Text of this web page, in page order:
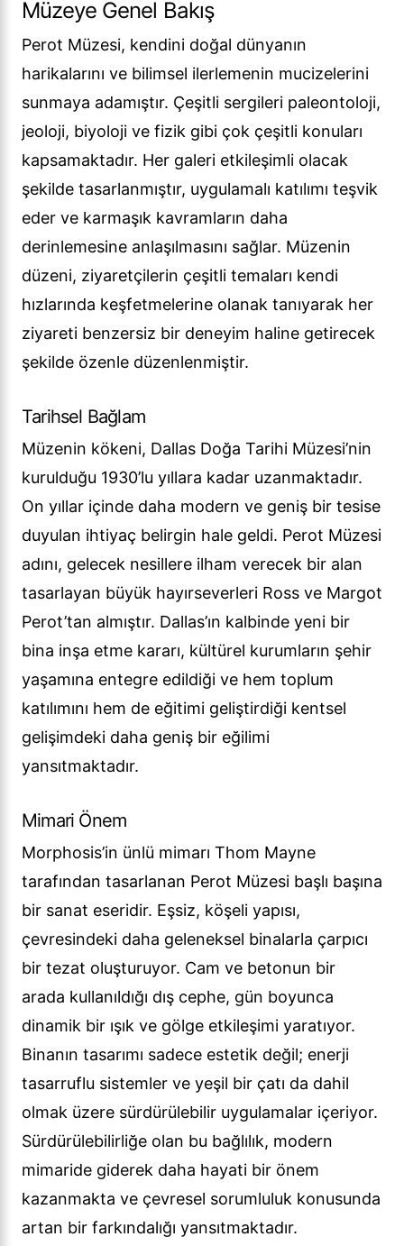
Müzeye Genel Bakış
Perot Müzesi, kendini doğal dünyanın
harikalarını ve bilimsel ilerlemenin mucizelerini
sunmaya adamıştır. Çeşitli sergileri paleontoloji,
jeoloji, biyoloji ve fizik gibi çok çeşitli konuları
kapsamaktadır. Her galeri etkileşimli olacak
şekilde tasarlanmıştır, uygulamalı katılımı teşvik
eder ve karmaşık kavramların daha
derinlemesine anlaşılmasını sağlar. Müzenin
düzeni, ziyaretçilerin çeşitli temaları kendi
hızlarında keşfetmelerine olanak tanıyarak her
ziyareti benzersiz bir deneyim haline getirecek
şekilde özenle düzenlenmiştir.
Tarihsel Bağlam
Müzenin kökeni, Dallas Doğa Tarihi Müzesi’nin
kurulduğu 1930’lu yıllara kadar uzanmaktadır.
On yıllar içinde daha modern ve geniş bir tesise
duyulan ihtiyaç belirgin hale geldi. Perot Müzesi
adını, gelecek nesillere ilham verecek bir alan
tasarlayan büyük hayırseverleri Ross ve Margot
Perot’tan almıştır. Dallas’ın kalbinde yeni bir
bina inşa etme kararı, kültürel kurumların şehir
yaşamına entegre edildiği ve hem toplum
katılımını hem de eğitimi geliştirdiği kentsel
gelişimdeki daha geniş bir eğilimi
yansıtmaktadır.
Mimari Önem
Morphosis’in ünlü mimarı Thom Mayne
tarafından tasarlanan Perot Müzesi başlı başına
bir sanat eseridir. Eşsiz, köşeli yapısı,
çevresindeki daha geleneksel binalarla çarpıcı
bir tezat oluşturuyor. Cam ve betonun bir
arada kullanıldığı dış cephe, gün boyunca
dinamik bir ışık ve gölge etkileşimi yaratıyor.
Binanın tasarımı sadece estetik değil; enerji
tasarruflu sistemler ve yeşil bir çatı da dahil
olmak üzere sürdürülebilir uygulamalar içeriyor.
Sürdürülebilirliğe olan bu bağlılık, modern
mimaride giderek daha hayati bir önem
kazanmakta ve çevresel sorumluluk konusunda
artan bir farkındalığı yansıtmaktadır.